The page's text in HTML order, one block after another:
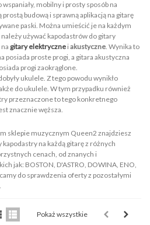
wspaniały, mobilny i prosty sposób na
prostą budową i sprawną aplikacją na gitarę
paski. Można umieścić je na każdym
używać kapodastrów do gitary
gitary elektryczne iakustyczne . Wynika to
posiada proste progi, a gitara akustyczna
progi zaokrąglone.
ukulele. Z tego powodu wynikło
do ukulele. W tym przypadku również
przeznaczone to tego konkretnego
znacznie węższa.
sklepie muzycznym Queen2 znajdziesz
na każdą gitarę z różnych
cenach, od znanych i
jak: BOSTON, D'ASTRO, DOWINA, ENO,
do sprawdzenia oferty z pozostałymi
Pokaż wszystkie